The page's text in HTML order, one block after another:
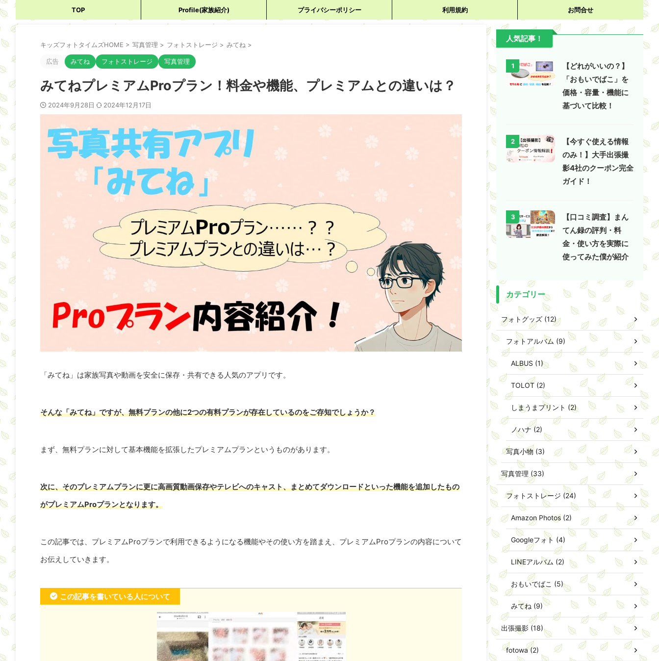
TOP Profile(家族紹介) プライバシーポリシー 利用規約 お問合せ
キッズフォトタイムズHOME > 写真管理 > フォトストレージ > みてね >
広告 みてね フォトストレージ 写真管理
みてねプレミアムProプラン！料金や機能、プレミアムとの違いは？
2024年9月28日 2024年12月17日
「みてね」は家族写真や動画を安全に保存・共有できる人気のアプリです。
そんな「みてね」ですが、無料プランの他に2つの有料プランが存在しているのをご存知でしょうか？
まず、無料プランに対して基本機能を拡張したプレミアムプランというものがあります。
次に、そのプレミアムプランに更に高画質動画保存やテレビへのキャスト、まとめてダウンロードといった機能を追加したもの
がプレミアムProプランとなります。
この記事では、プレミアムProプランで利用できるようになる機能やその使い方を踏まえ、プレミアムProプランの内容について
お伝えしていきます。
この記事を書いている人について
人気記事！
1
【どれがいいの？】
「おもいでばこ」を
価格・容量・機能に
基づいて比較！
2
【今すぐ使える情報
のみ！】大手出張撮
影4社のクーポン完全
ガイド！
3
【口コミ調査】まん
てん録の評判・料
金・使い方を実際に
使ってみた僕が紹介
カテゴリー
フォトグッズ (12)
フォトアルバム (9)
ALBUS (1)
TOLOT (2)
しまうまプリント (2)
ノハナ (2)
写真小物 (3)
写真管理 (33)
フォトストレージ (24)
Amazon Photos (2)
Googleフォト (4)
LINEアルバム (2)
おもいでばこ (5)
みてね (9)
出張撮影 (18)
fotowa (2)